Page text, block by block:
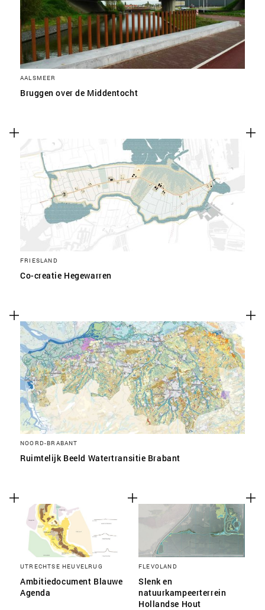
AALSMEER
Bruggen over de Middentocht
FRIESLAND
Co-creatie Hegewarren
NOORD-BRABANT
Ruimtelijk Beeld Watertransitie Brabant
UTRECHTSE HEUVELRUG
Ambitiedocument Blauwe
Agenda
FLEVOLAND
Slenk en
natuurkampeerterrein
Hollandse Hout